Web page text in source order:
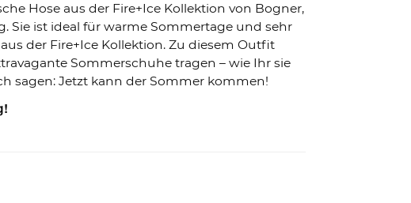
Hose aus der Fire+Ice Kollektion von Bogner,
Sie ist ideal für warme Sommertage und sehr
der Fire+Ice Kollektion. Zu diesem Outfit
Sommerschuhe tragen – wie Ihr sie
sagen: Jetzt kann der Sommer kommen!